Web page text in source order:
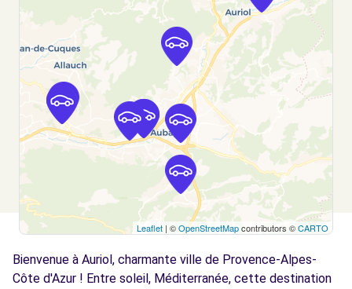
Voir l'agence
Free2move Rent - PARASCANDOLA -
AUBAGNE (DS)
11.3
km
1200 ROUTE DE LA LEGION
AUBAGNE, FR-13, 13400
Free2move Rent - PARASCANDOLA -
AUBAGNE (C)
11.3
km
1200 ROUTE DE LA LEGION
AUBAGNE, FR-13, 13400
Leaflet | ©OpenStreetMapcontributors ©CARTO
Bienvenue à Auriol, charmante ville de Provence-Alpes-
Côte d'Azur ! Entre soleil, Méditerranée, cette destination